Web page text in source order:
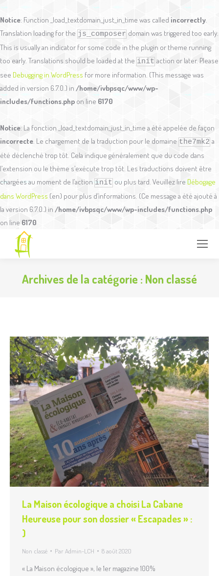
Notice: Function _load_textdomain_just_in_time was called incorrectly.
Translation loading for the js_composer domain was triggered too early.
This is usually an indicator for some code in the plugin or theme running
too early. Translations should be loaded at the init action or later. Please
see Debugging in WordPress for more information. (This message was
added in version 6.7.0.) in /home/ivbpsqc/www/wp-
includes/functions.php on line 6170
Notice: La fonction _load_textdomain_just_in_time a été appelée de façon
incorrecte. Le chargement de la traduction pour le domaine the7mk2 a
été déclenché trop tôt. Cela indique généralement que du code dans
l’extension ou le thème s’exécute trop tôt. Les traductions doivent être
chargées au moment de l’action init ou plus tard. Veuillez lire Débogage
dans WordPress (en) pour plus d’informations. (Ce message a été ajouté à
la version 6.7.0.) in /home/ivbpsqc/www/wp-includes/functions.php
on line 6170
Archives de la catégorie : Non classé
La Maison écologique a choisi La Cabane
Heureuse pour son dossier « Escapades » :
)
Non classé Par Admin-LCH 8 août 2020
« La Maison écologique », le 1er magazine 100%